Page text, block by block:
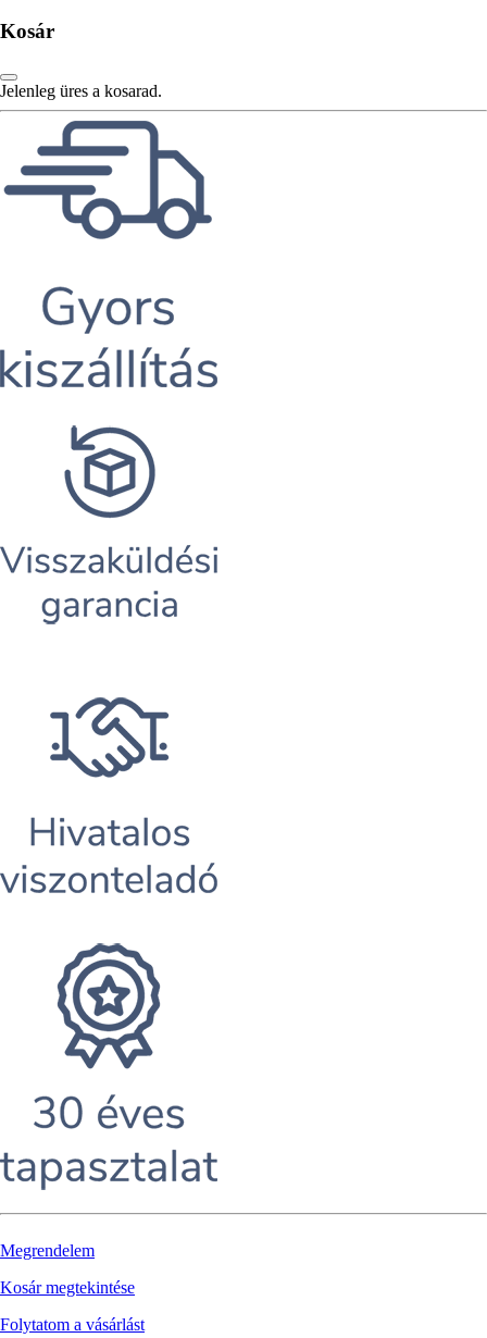
Kosár
Jelenleg üres a kosarad.
Megrendelem
Kosár megtekintése
Folytatom a vásárlást